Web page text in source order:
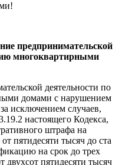
предпринимательской
многоквартирными
деятельности по
домами с нарушением
исключением случаев,
настоящего Кодекса,
штрафа на
пятидесяти тысяч до ста
на срок до трех
пятидесяти тысяч